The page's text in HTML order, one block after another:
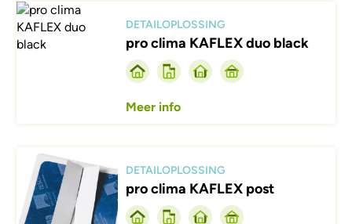
Afbeelding
DETAILOPLOSSING
pro clima KAFLEX duo black
Meer info
Afbeelding
DETAILOPLOSSING
pro clima KAFLEX post